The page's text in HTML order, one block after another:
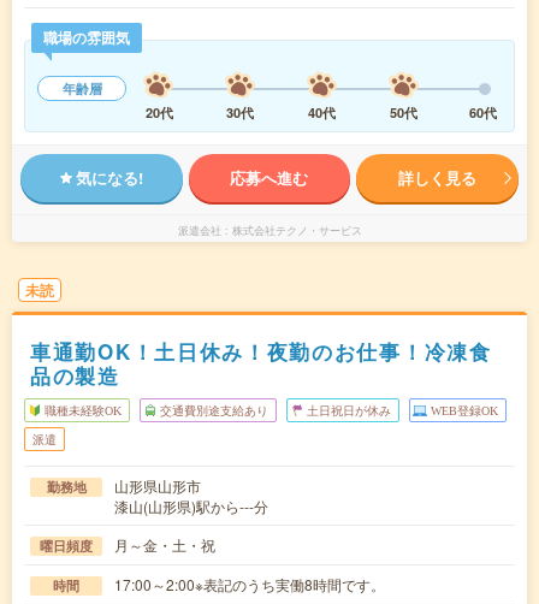
職場の雰囲気
年齢層
20代
30代 40代 50代 60代
気になる! 応募へ進む 詳しく見る
派遣会社 株式会社テクノ・サービス
未読
車通勤OK！土日休み！夜勤のお仕事！冷凍食
品の製造
職種未経験OK 交通費別途支給あり 土日祝日が休み WEB登録OK
派遣
勤務地
山形県山形市
漆山(山形県)駅から---分
曜日頻度 月～金・土・祝
時間 17:00～2:00※表記のうち実働8時間です。